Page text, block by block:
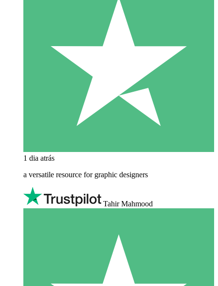
1 dia atrás
a versatile resource for graphic designers
Tahir Mahmood